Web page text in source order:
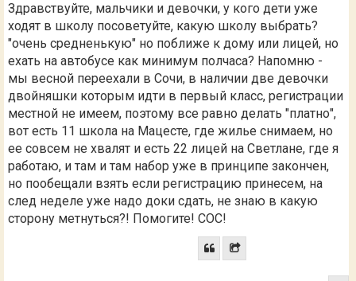
Здравствуйте, мальчики и девочки, у кого дети уже
ходят в школу посоветуйте, какую школу выбрать?
"очень средненькую" но поближе к дому или лицей, но
ехать на автобусе как минимум полчаса? Напомню -
мы весной переехали в Сочи, в наличии две девочки
двойняшки которым идти в первый класс, регистрации
местной не имеем, поэтому все равно делать "платно",
вот есть 11 школа на Мацесте, где жилье снимаем, но
ее совсем не хвалят и есть 22 лицей на Светлане, где я
работаю, и там и там набор уже в принципе закончен,
но пообещали взять если регистрацию принесем, на
след неделе уже надо доки сдать, не знаю в какую
сторону метнуться?! Помогите! СОС!